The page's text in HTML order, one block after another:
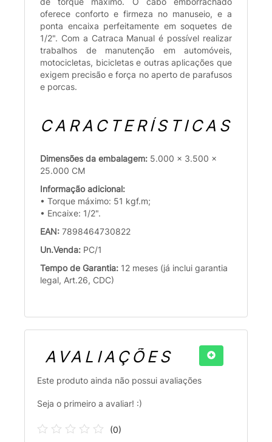
oferece conforto e firmeza no manuseio, e a
ponta encaixa perfeitamente em soquetes de
1/2". Com a Catraca Manual é possível realizar
trabalhos de manutenção em automóveis,
motocicletas, bicicletas e outras aplicações que
exigem precisão e força no aperto de parafusos
e porcas.
CARACTERÍSTICAS
Dimensões da embalagem: 5.000 x 3.500 x
25.000 CM
Informação adicional:
• Torque máximo: 51 kgf.m;
• Encaixe: 1/2".
EAN: 7898464730822
Un.Venda: PC/1
Tempo de Garantia: 12 meses (já inclui garantia
legal, Art.26, CDC)
AVALIAÇÕES
Este produto ainda não possui avaliações
Seja o primeiro a avaliar! :)
(0)